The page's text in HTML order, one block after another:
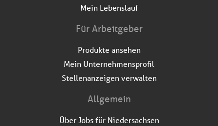
Mein Lebenslauf
Für Arbeitgeber
Produkte ansehen
Mein Unternehmensprofil
Stellenanzeigen verwalten
Allgemein
Über Jobs für Niedersachsen